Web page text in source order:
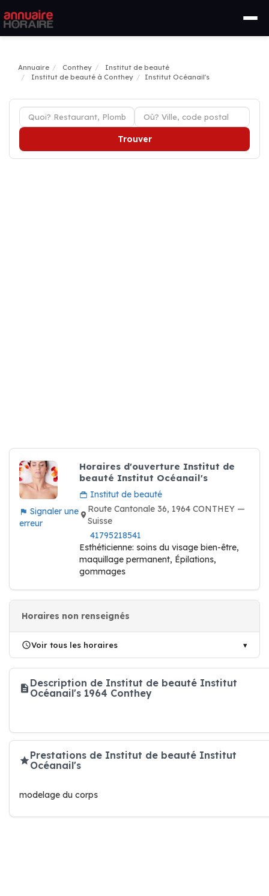
Annuaire Conthey
Institut de beauté
Institut de beauté à Conthey
Institut Océanail's
Trouver
Signaler une
erreur
Horaires d'ouverture Institut de
beauté Institut Océanail's
Institut de beauté
Route Cantonale 36, 1964 CONTHEY —
Suisse
41795218541
Esthéticienne: soins du visage bien-être,
maquillage permanent, Épilations,
gommages
Horaires non renseignés
Voir tous les horaires
Description de Institut de beauté Institut
Océanail's 1964 Conthey
Prestations de Institut de beauté Institut
Océanail's
modelage du corps